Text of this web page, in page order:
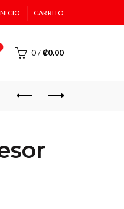
CARRITO
0/₡0.00